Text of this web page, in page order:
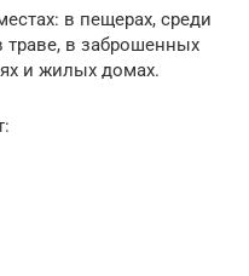
в пещерах, среди
траве, в заброшенных
и жилых домах.